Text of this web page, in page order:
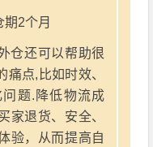
2个月
仓还可以帮助很
点,比如时效、
题.降低物流成
家退货、安全、
验，从而提高自